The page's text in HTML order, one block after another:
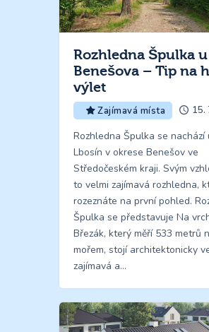
Rozhledna Špulka u
Benešova – Tip na
výlet
Zajímavá místa 15.
Rozhledna Špulka se nachází
Lbosín v okrese Benešov ve
Středočeském kraji. Svým
to velmi zajímavá rozhledna,
rozeznáte na první pohled.
Špulka se představuje Na
Březák, který měří 533 metrů
mořem, stojí architektonicky
zajímavá a…